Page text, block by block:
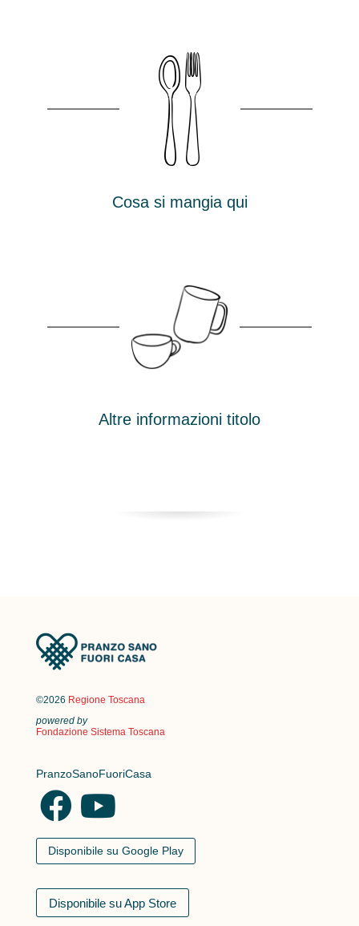
Cosa si mangia qui
Altre informazioni titolo
©2026 Regione Toscana
powered by
Fondazione Sistema Toscana
PranzoSanoFuoriCasa
Disponibile su Google Play
Disponibile su App Store